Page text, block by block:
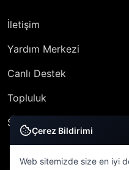
İletişim
Yardım Merkezi
Canlı Destek
Topluluk
SSS
Çerez Bildirimi
Web sitemizde size en iyi